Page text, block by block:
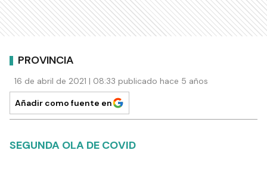
PROVINCIA
16 de abril de 2021 | 08:33 publicado hace 5 años
Añadir como fuente en
SEGUNDA OLA DE COVID